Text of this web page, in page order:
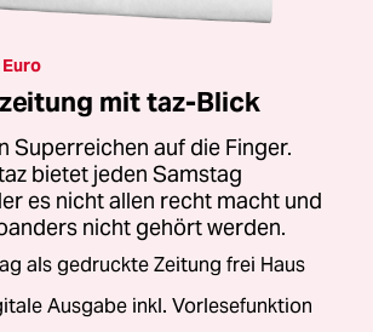
Euro
mit taz-Blick
Superreichen auf die Finger.
bietet jeden Samstag
es nicht allen recht macht und
nicht gehört werden.
als gedruckte Zeitung frei Haus
Ausgabe inkl. Vorlesefunktion